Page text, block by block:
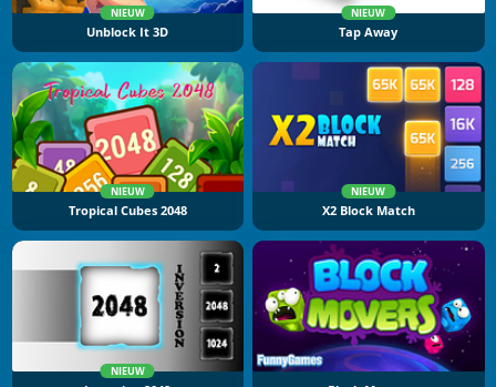
NIEUW
Unblock It 3D
NIEUW
Tap Away
NIEUW
Tropical Cubes 2048
NIEUW
X2 Block Match
NIEUW